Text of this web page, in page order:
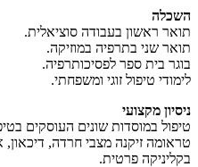
השכלה
תואר ראשון בעבודה סוציאלית.
תואר שני בתרפיה במוזיקה.
בוגר בית ספר לפסיכותרפיה.
לימודי טיפול זוגי ומשפחתי.
ניסיון מקצועי
טיפול במוסדות שונים העוסקים
טראומה זיקנה מצבי חרדה, דיכאון,
בקליניקה פרטית.